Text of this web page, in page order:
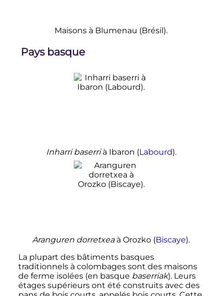
Maisons à Blumenau (Brésil).
Pays basque
Inharri baserrià Ibaron (Labourd).
Aranguren dorretxeaà Orozko (Biscaye).
La plupart des bâtiments basques
traditionnels à colombages sont des maisons
de ferme isolées (en basque baserriak). Leurs
étages supérieurs ont été construits avec des